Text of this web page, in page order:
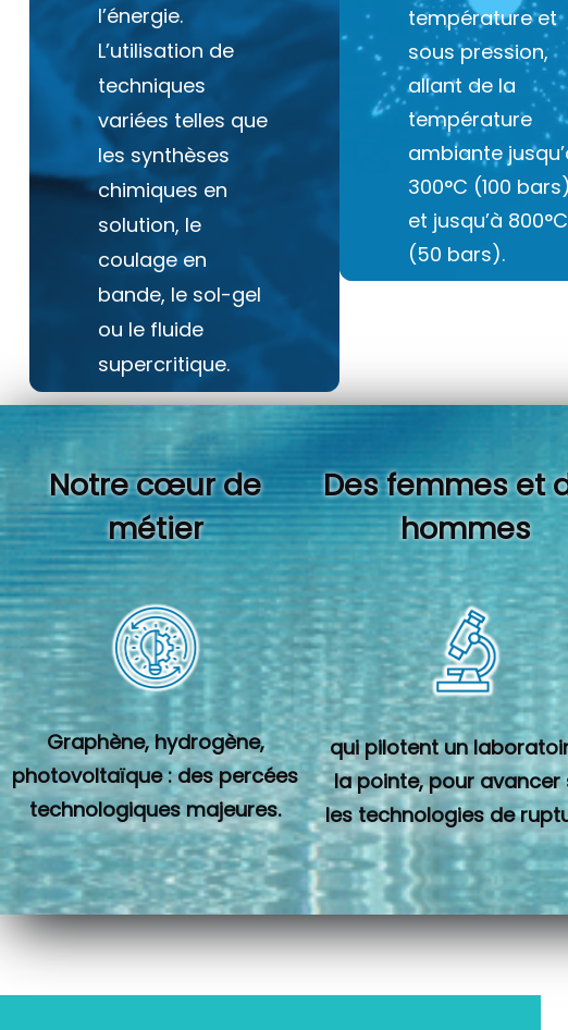
l’énergie.
L’utilisation de
techniques
variées telles que
les synthèses
chimiques en
solution, le
coulage en
bande, le sol-gel
ou le fluide
supercritique.
température et
sous pression,
allant de la
température
ambiante
300°C (100 bars)
et jusqu’à 800°C
(50 bars).
Notre cœur de
métier
Graphène, hydrogène,
photovoltaïque : des percées
technologiques majeures.
Des femmes et
hommes
qui pilotent un
la pointe, pour avancer
les technologies de